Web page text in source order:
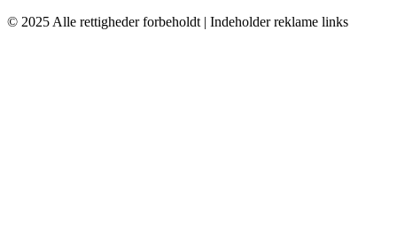
© 2025 Alle rettigheder forbeholdt | Indeholder reklame links